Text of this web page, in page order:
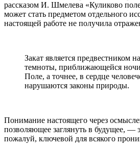
рассказом И. Шмелева «Куликово
может стать предметом отдельного
настоящей работе не получила
Закат является предвестником
темно­ты, приближающейся
Поле, а точнее, в сердце
нарушаются законы природы.
Понимание настоящего через
позволяющее заглянуть в будущее, —
пожалуй, ключевой для всякого